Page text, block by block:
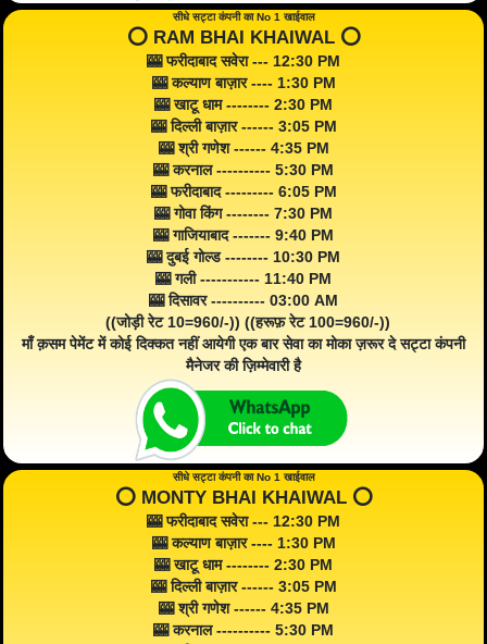
सीधे सट्टा कंपनी का No 1 खाईवाल
⭕️ RAM BHAI KHAIWAL ⭕️
🎰 फरीदाबाद सवेरा --- 12:30 PM
🎰 कल्याण बाज़ार ---- 1:30 PM
🎰 खाटू धाम -------- 2:30 PM
🎰 दिल्ली बाज़ार ------ 3:05 PM
🎰 श्री गणेश ------ 4:35 PM
🎰 करनाल ---------- 5:30 PM
🎰 फरीदाबाद --------- 6:05 PM
🎰 गोवा किंग -------- 7:30 PM
🎰 गाजियाबाद ------- 9:40 PM
🎰 दुबई गोल्ड -------- 10:30 PM
🎰 गली ----------- 11:40 PM
🎰 दिसावर ---------- 03:00 AM
((जोड़ी रेट 10=960/-)) ((हरूफ़ रेट 100=960/-))
माँ क़सम पेमेंट में कोई दिक्कत नहीं आयेगी एक बार सेवा का मोका ज़रूर दे सट्टा कंपनी
मैनेजर की ज़िम्मेवारी है
सीधे सट्टा कंपनी का No 1 खाईवाल
⭕️ MONTY BHAI KHAIWAL ⭕️
🎰 फरीदाबाद सवेरा --- 12:30 PM
🎰 कल्याण बाज़ार ---- 1:30 PM
🎰 खाटू धाम -------- 2:30 PM
🎰 दिल्ली बाज़ार ------ 3:05 PM
🎰 श्री गणेश ------ 4:35 PM
🎰 करनाल ---------- 5:30 PM